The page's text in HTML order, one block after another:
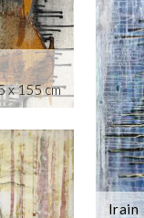
x 155 cm
Irain